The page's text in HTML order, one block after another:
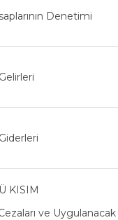
Denetimi
KISIM
ve